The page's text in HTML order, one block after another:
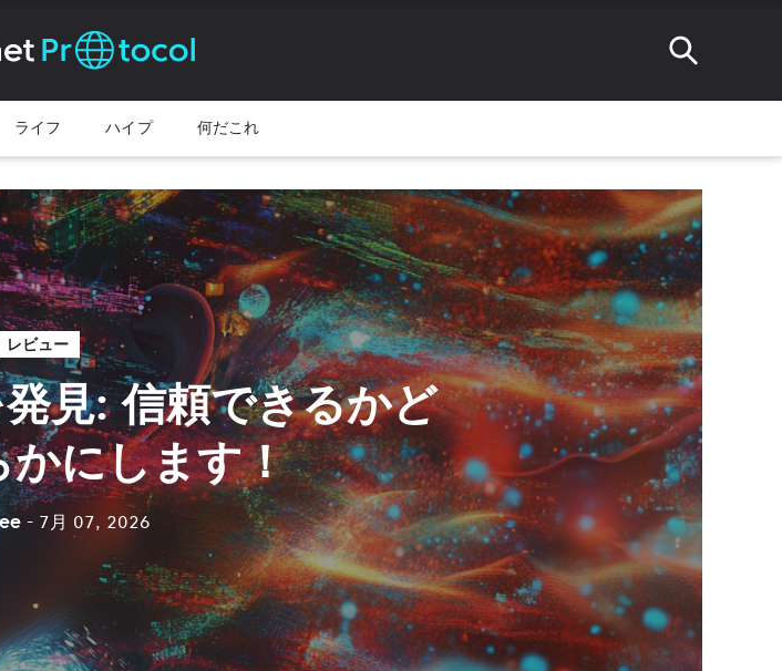
ライフ ハイプ 何だこれ
レビュー
見: 信頼できるかど
にします！
- 7月 07, 2026